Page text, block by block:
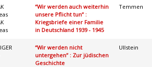
“Wir werden auch weiterhin
unsere Pflicht tun” :
Kriegsbriefe einer Familie
in Deutschland 1939 - 1945
Temmen
“Wir werden nicht
untergehen” : Zur jüdischen
Geschichte
Ullstein